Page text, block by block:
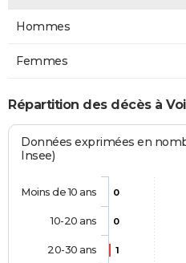
Hommes
Femmes
Répartition des décès à
Données exprimées en
Insee)
0
0
1
Moins de 10 ans
10-20 ans
20-30 ans